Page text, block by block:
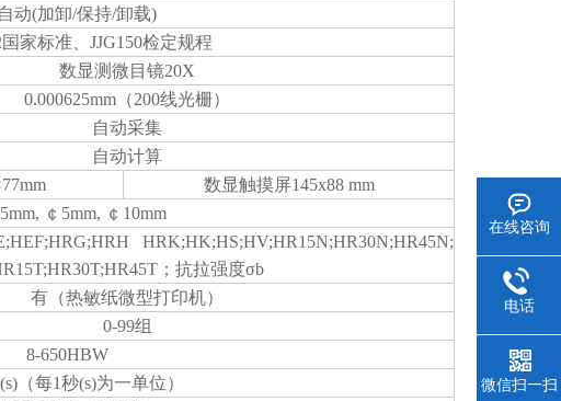
动(加卸/保持/卸载)
家标准、JJG150检定规程
数显测微目镜20X
0.000625mm（200线光栅）
自动采集
自动计算
数显触摸屏145x88 mm
￠5mm, ￠10mm
HRK;HK;HS;HV;HR15N;HR30N;HR45N;
；抗拉强度σb
有（热敏纸微型打印机）
0-99组
8-650HBW
（每1秒(s)为一单位）
在线咨询
电话
微信扫一扫